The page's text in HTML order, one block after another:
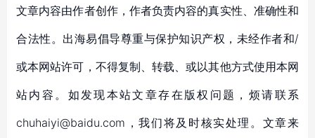
文章内容由作者创作，作者负责内容的真实性、准确性和
合法性。出海易倡导尊重与保护知识产权，未经作者和/
或本网站许可，不得复制、转载、或以其他方式使用本网
站内容。如发现本站文章存在版权问题，烦请联系
chuhaiyi@baidu.com，我们将及时核实处理。文章来